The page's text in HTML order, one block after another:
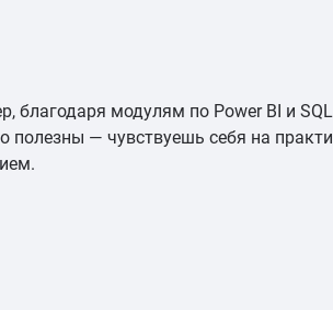
модулям по Power BI и
— чувствуешь себя на